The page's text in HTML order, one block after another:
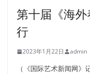
第十届《海
行
2023年1月22日 admin
（《国际艺术新闻网